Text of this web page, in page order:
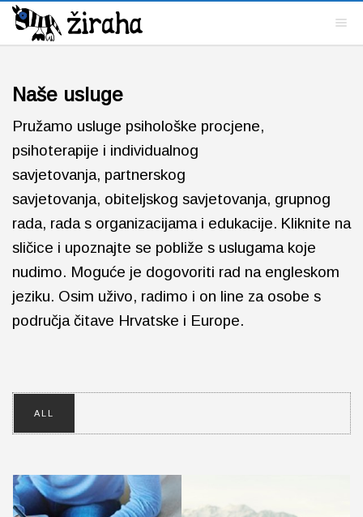
Naše usluge
Pružamo usluge psihološke procjene,
psihoterapije i individualnog
savjetovanja, partnerskog
savjetovanja, obiteljskog savjetovanja, grupnog
rada, rada s organizacijama i edukacije. Kliknite na
sličice i upoznajte se pobliže s uslugama koje
nudimo. Moguće je dogovoriti rad na engleskom
jeziku. Osim uživo, radimo i on line za osobe s
područja čitave Hrvatske i Europe.
ALL